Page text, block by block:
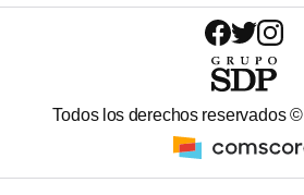
Todos los derechos reservados ©